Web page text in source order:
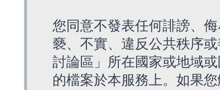
您同意不發表任何誹謗、
褻、不實、違反公共秩序
討論區」所在國家或地域
的檔案於本服務上。如果